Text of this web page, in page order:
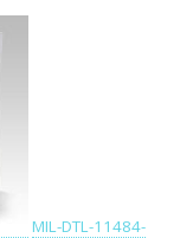
MIL-DTL-11484-